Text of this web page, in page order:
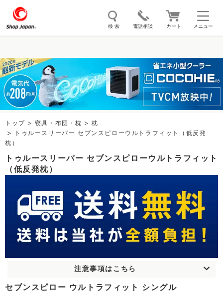
メニュー
検 索 電話相談 カート
トゥルースリーパー ここひえ 枕
掃除機 クッキングプロ 補聴器 マイキュット
エアコン オーラルスマイル
トップ 寝具・布団・枕
枕
トゥルースリーパー セブンスピローウルトラフィット（低反発
枕）
トゥルースリーパー セブンスピローウルトラフィット
（低反発枕）
注意事項はこちら
セブンスピロー ウルトラフィット シングル